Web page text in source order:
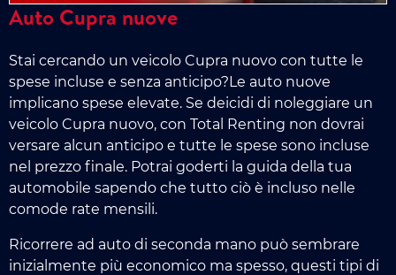
Auto Cupra nuove
Stai cercando un veicolo Cupra nuovo con tutte le
spese incluse e senza anticipo?Le auto nuove
implicano spese elevate. Se deicidi di noleggiare un
veicolo Cupra nuovo, con Total Renting non dovrai
versare alcun anticipo e tutte le spese sono incluse
nel prezzo finale. Potrai goderti la guida della tua
automobile sapendo che tutto ciò è incluso nelle
comode rate mensili.
Ricorrere ad auto di seconda mano può sembrare
inizialmente più economico ma spesso, questi tipi di